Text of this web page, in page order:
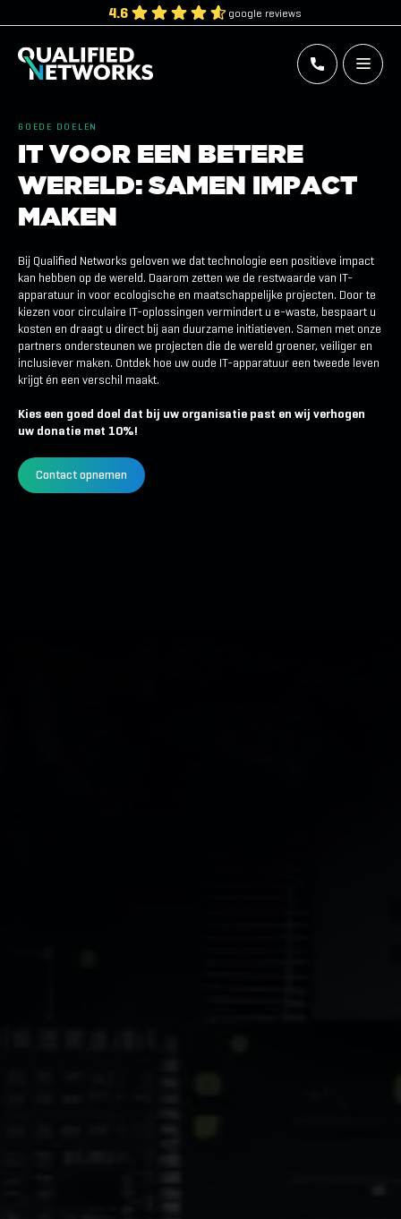
to
4.6 google reviews
GOEDE DOELEN
T VOO R E E N B ETE R E
W E R E L D: SAM E N M PACT
MAKE N
Bij Qualified Networks geloven we dat technologie een positieve impact
kan hebben op de wereld. Daarom zetten we de restwaarde van IT-
apparatuur in voor ecologische en maatschappelijke projecten. Door te
kiezen voor circulaire IT-oplossingen vermindert u e-waste, bespaart u
kosten en draagt u direct bij aan duurzame initiatieven. Samen met onze
partners ondersteunen we projecten die de wereld groener, veiliger en
inclusiever maken. Ontdek hoe uw oude IT-apparatuur een tweede leven
krijgt én een verschil maakt.
Kies een goed doel dat bij uw organisatie past en wij verhogen
uw donatie met 10%!
Contact opnemen